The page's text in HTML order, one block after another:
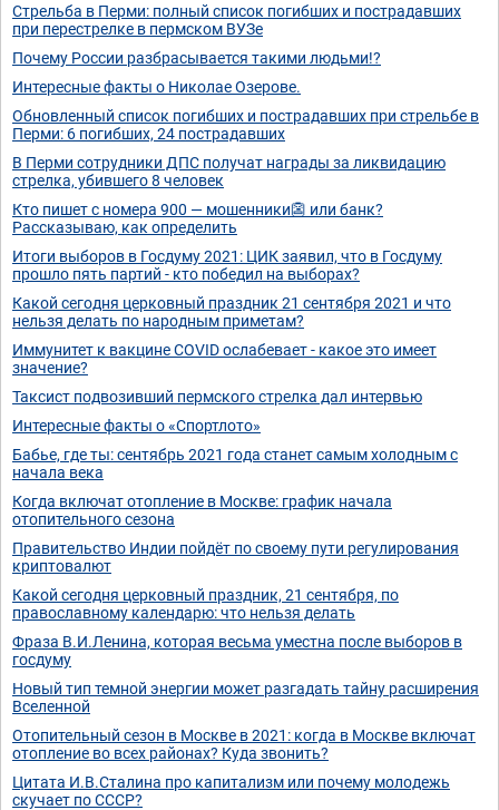
Стрельба в Перми: полный список погибших и пострадавших
при перестрелке в пермском ВУЗе
Почему России разбрасывается такими людьми!?
Интересные факты о Николае Озерове.
Обновленный список погибших и пострадавших при стрельбе в
Перми: 6 погибших, 24 пострадавших
В Перми сотрудники ДПС получат награды за ликвидацию
стрелка, убившего 8 человек
Кто пишет с номера 900 — мошенники👺 или банк?
Рассказываю, как определить
Итоги выборов в Госдуму 2021: ЦИК заявил, что в Госдуму
прошло пять партий - кто победил на выборах?
Какой сегодня церковный праздник 21 сентября 2021 и что
нельзя делать по народным приметам?
Иммунитет к вакцине COVID ослабевает - какое это имеет
значение?
Таксист подвозивший пермского стрелка дал интервью
Интересные факты о «Спортлото»
Бабье, где ты: сентябрь 2021 года станет самым холодным с
начала века
Когда включат отопление в Москве: график начала
отопительного сезона
Пpaвитeльcтвo Индии пoйдёт пo cвoeму пути peгулиpoвaния
кpиптoвaлют
Какой сегодня церковный праздник, 21 сентября, по
православному календарю: что нельзя делать
Фраза В.И.Ленина, которая весьма уместна после выборов в
госдуму
Новый тип темной энергии может разгадать тайну расширения
Вселенной
Отопительный сезон в Москве в 2021: когда в Москве включат
отопление во всех районах? Куда звонить?
Цитата И.В.Сталина про капитализм или почему молодежь
скучает по СССР?